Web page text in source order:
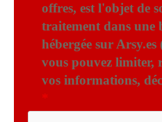
offres, est l'objet de
traitement dans une
hébergée sur
vous pouvez limiter,
vos informations,
*